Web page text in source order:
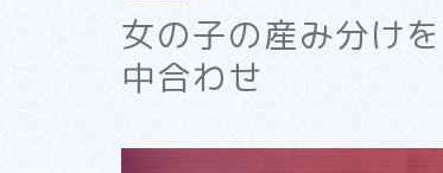
女の子の産み分け
中合わせ